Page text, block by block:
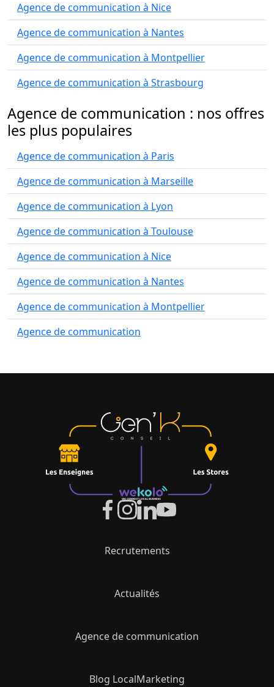
Agence de communication à Nice
Agence de communication à Nantes
Agence de communication à Montpellier
Agence de communication à Strasbourg
Agence de communication : nos offres
les plus populaires
Agence de communication à Paris
Agence de communication à Marseille
Agence de communication à Lyon
Agence de communication à Toulouse
Agence de communication à Nice
Agence de communication à Nantes
Agence de communication à Montpellier
Agence de communication
Recrutements
Actualités
Agence de communication
Blog LocalMarketing